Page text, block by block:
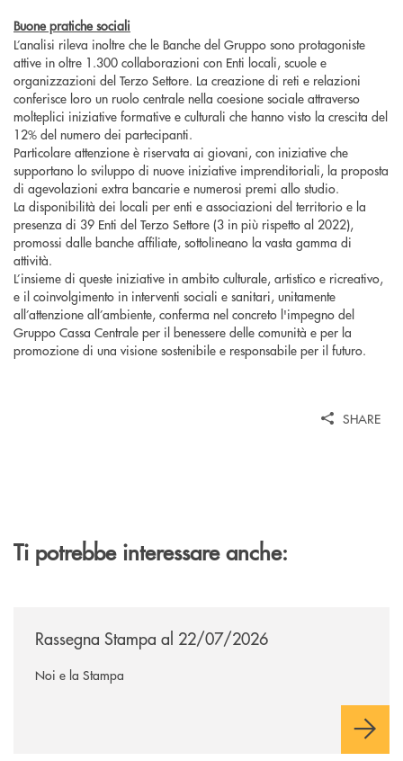
Buone pratiche sociali
L’analisi rileva inoltre che le Banche del Gruppo sono protagoniste
attive in oltre 1.300 collaborazioni con Enti locali, scuole e
organizzazioni del Terzo Settore. La creazione di reti e relazioni
conferisce loro un ruolo centrale nella coesione sociale attraverso
molteplici iniziative formative e culturali che hanno visto la crescita del
12% del numero dei partecipanti.
Particolare attenzione è riservata ai giovani, con iniziative che
supportano lo sviluppo di nuove iniziative imprenditoriali, la proposta
di agevolazioni extra bancarie e numerosi premi allo studio.
La disponibilità dei locali per enti e associazioni del territorio e la
presenza di 39 Enti del Terzo Settore (3 in più rispetto al 2022),
promossi dalle banche affiliate, sottolineano la vasta gamma di
attività.
L’insieme di queste iniziative in ambito culturale, artistico e ricreativo,
e il coinvolgimento in interventi sociali e sanitari, unitamente
all’attenzione all’ambiente, conferma nel concreto l'impegno del
Gruppo Cassa Centrale per il benessere delle comunità e per la
promozione di una visione sostenibile e responsabile per il futuro.
SHARE
Ti potrebbe interessare anche:
Rassegna Stampa al 22/07/2026
Noi e la Stampa